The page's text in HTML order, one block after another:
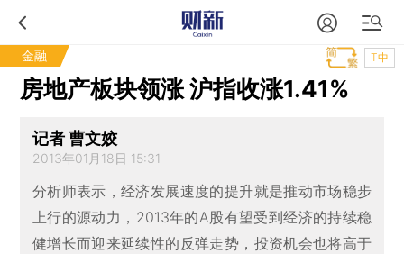
金融 T中
房地产板块领涨 沪指收涨1.41%
记者 曹文姣
2013年01月18日 15:31
分析师表示，经济发展速度的提升就是推动市场稳步
上行的源动力，2013年的A股有望受到经济的持续稳
健增长而迎来延续性的反弹走势，投资机会也将高于